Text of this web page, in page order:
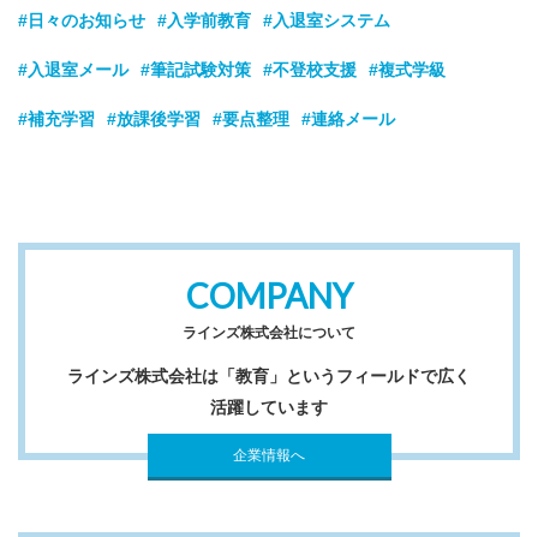
#日々のお知らせ #入学前教育 #入退室システム
#入退室メール #筆記試験対策 #不登校支援 #複式学級
#補充学習 #放課後学習 #要点整理 #連絡メール
COMPANY
ラインズ株式会社について
ラインズ株式会社は「教育」というフィールドで広く
活躍しています
企業情報へ